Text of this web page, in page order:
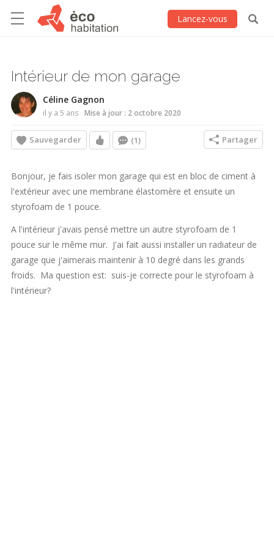
Lancez-vous
Intérieur de mon garage
Céline Gagnon
il y a 5 ans Mise à jour : 2 octobre 2020
Sauvegarder (1) Partager
Bonjour, je fais isoler mon garage qui est en bloc de ciment à
l'extérieur avec une membrane élastomère et ensuite un
styrofoam de 1 pouce.
A l'intérieur j'avais pensé mettre un autre styrofoam de 1
pouce sur le même mur. J'ai fait aussi installer un radiateur de
garage que j'aimerais maintenir à 10 degré dans les grands
froids. Ma question est: suis-je correcte pour le styrofoam à
l'intérieur?